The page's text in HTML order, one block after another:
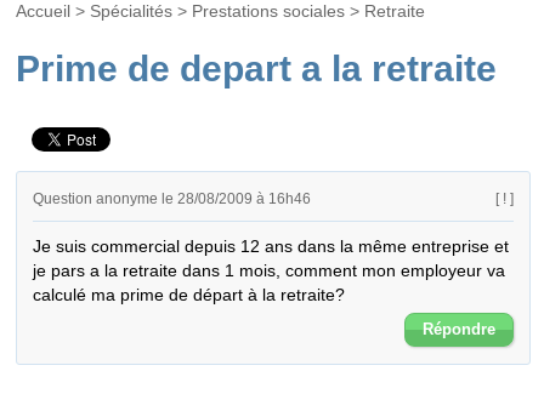
Accueil > Spécialités > Prestations sociales > Retraite
Prime de depart a la retraite
Question anonyme le 28/08/2009 à 16h46 [ ! ]
Je suis commercial depuis 12 ans dans la même entreprise et
je pars a la retraite dans 1 mois, comment mon employeur va
calculé ma prime de départ à la retraite?
Répondre